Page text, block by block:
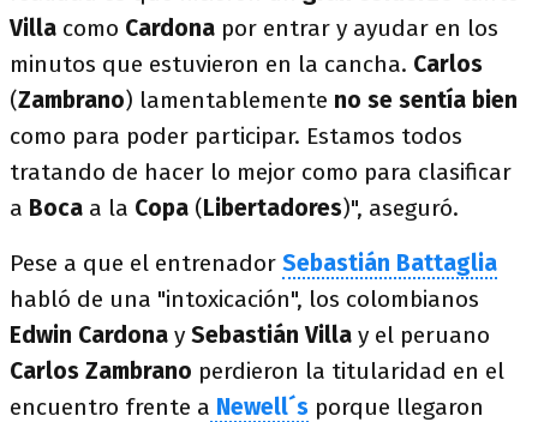
Villa como Cardona por entrar y ayudar en los
minutos que estuvieron en la cancha. Carlos
(Zambrano) lamentablemente no se sentía bien
como para poder participar. Estamos todos
tratando de hacer lo mejor como para clasificar
a Boca a la Copa (Libertadores)", aseguró.
Pese a que el entrenador Sebastián Battaglia
habló de una "intoxicación", los colombianos
Edwin Cardona y Sebastián Villa y el peruano
Carlos Zambrano perdieron la titularidad en el
encuentro frente a Newell´s porque llegaron